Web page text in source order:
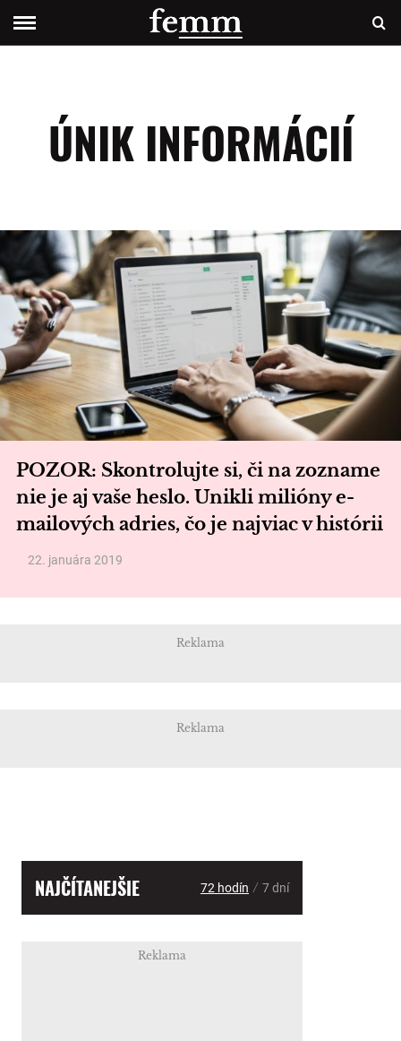
ÚNIK INFORMÁCIÍ
POZOR: Skontrolujte si, či na zozname
nie je aj vaše heslo. Unikli milióny e-
mailových adries, čo je najviac v histórii
22. januára 2019
Reklama
Reklama
NAJČÍTANEJŠIE 72 hodín / 7 dní
Reklama